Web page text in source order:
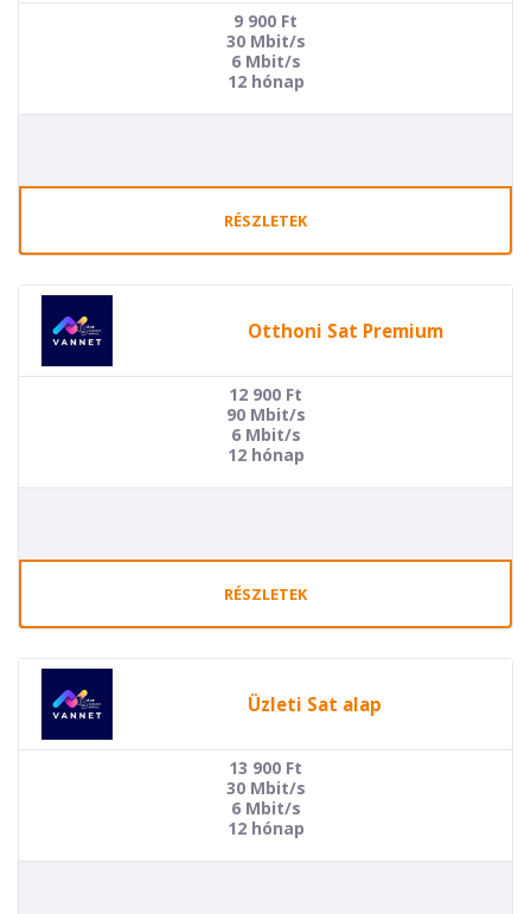
9 900 Ft
30 Mbit/s
6 Mbit/s
12 hónap
RÉSZLETEK
Otthoni Sat Premium
12 900 Ft
90 Mbit/s
6 Mbit/s
12 hónap
RÉSZLETEK
Üzleti Sat alap
13 900 Ft
30 Mbit/s
6 Mbit/s
12 hónap